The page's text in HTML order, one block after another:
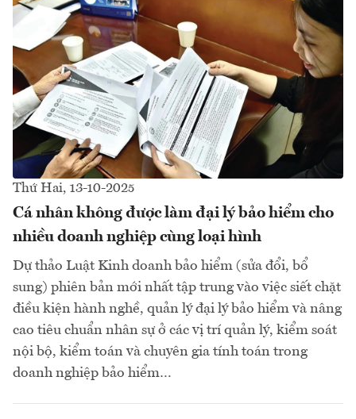
Thứ Hai, 13-10-2025
Cá nhân không được làm đại lý bảo hiểm cho
nhiều doanh nghiệp cùng loại hình
Dự thảo Luật Kinh doanh bảo hiểm (sửa đổi, bổ
sung) phiên bản mới nhất tập trung vào việc siết chặt
điều kiện hành nghề, quản lý đại lý bảo hiểm và nâng
cao tiêu chuẩn nhân sự ở các vị trí quản lý, kiểm soát
nội bộ, kiểm toán và chuyên gia tính toán trong
doanh nghiệp bảo hiểm…